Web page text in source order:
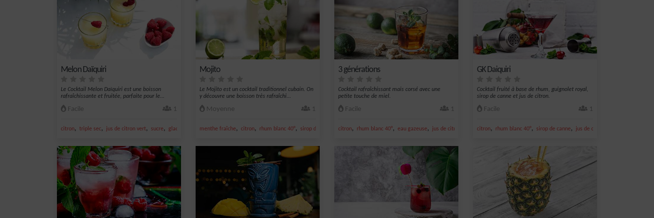
Melon Daïquiri
Le Cocktail Melon Daïquiri est une boisson
rafraîchissante et fruitée, parfaite pour le...
Facile 1
citron, triple sec, jus de citron vert, sucre, glace
Mojito
Le Mojito est un cocktail traditionnel cubain. On
y découvre une boisson très rafraîchi...
Moyenne 1
menthe fraîche, citron, rhum blanc 40°, sirop de canne ,eau gazeuse
3 générations
Cocktail rafraîchissant mais corsé avec une
petite touche de miel.
Facile 1
citron, rhum blanc 40°, eau gazeuse, jus de citron vert rhum ambré
GK Daiquiri
Cocktail fruité à base de rhum, guignolet royal,
sirop de canne et jus de citron.
Facile 1
citron, rhum blanc 40°, sirop de canne, jus de citron vert